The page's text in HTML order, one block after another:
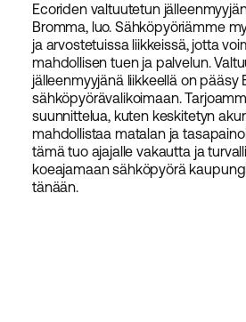
Ecoriden valtuutetun
Bromma, luo. Sähköpyöriämme
ja arvostetuissa liikkeissä, jotta
mahdollisen tuen ja palvelun.
jälleenmyyjänä liikkeellä on pääsy
sähköpyörävalikoimaan.
suunnittelua, kuten keskitetyn
mahdollistaa matalan ja
tämä tuo ajajalle vakautta ja
koeajamaan sähköpyörä
tänään.